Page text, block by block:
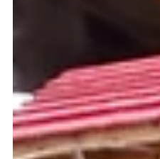
7. Dez. 2022
Gartentor